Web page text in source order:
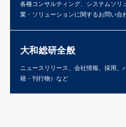
各種コンサルティング、システムソリ
業・ソリューションに関するお問い合
大和総研全般
ニュースリリース、会社情報、採用、
籍・刊行物）など